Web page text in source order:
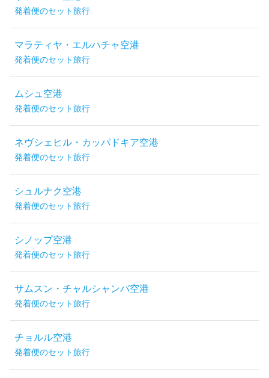
発着便のセット旅行
マラティヤ・エルハチャ空港
発着便のセット旅行
ムシュ空港
発着便のセット旅行
ネヴシェヒル・カッパドキア空港
発着便のセット旅行
シュルナク空港
発着便のセット旅行
シノップ空港
発着便のセット旅行
サムスン・チャルシャンバ空港
発着便のセット旅行
チョルル空港
発着便のセット旅行